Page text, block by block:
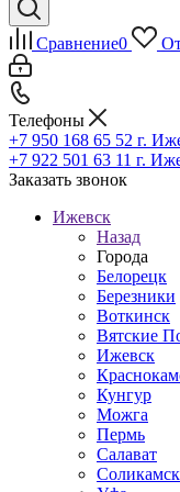
Сравнение0
Телефоны
+7 950 168 65 52 г.
+7 922 501 63 11 г.
Заказать звонок
Ижевск
Назад
Города
Белорецк
Березники
Воткинск
Вятские
Ижевск
Кунгур
Можга
Пермь
Салават
Соликамск